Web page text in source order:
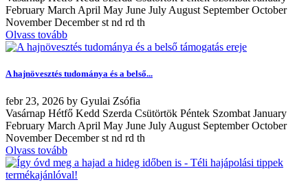
February March April May June July August September October
November December st nd rd th
Olvass tovább
A hajnövesztés tudománya és a belső...
febr 23, 2026 by Gyulai Zsófia
Vasárnap Hétfő Kedd Szerda Csütörtök Péntek Szombat January
February March April May June July August September October
November December st nd rd th
Olvass tovább